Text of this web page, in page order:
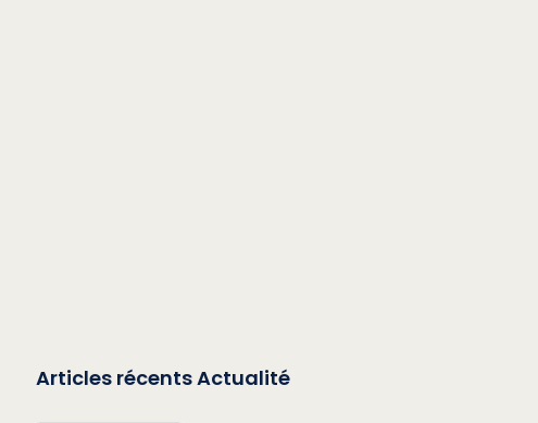
Articles récents Actualité